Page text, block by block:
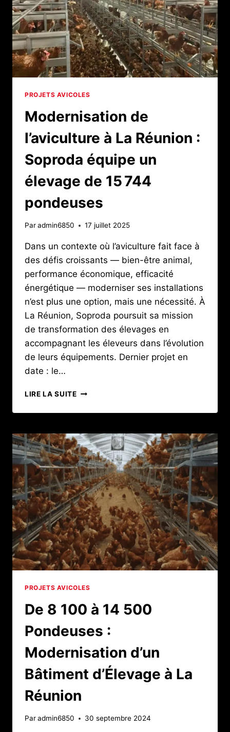
PROJETS AVICOLES
Modernisation de
l’aviculture à La Réunion :
Soproda équipe un
élevage de 15 744
pondeuses
Paradmin6850 17 juillet 2025
Dans un contexte où l’aviculture fait face à
des défis croissants — bien-être animal,
performance économique, efficacité
énergétique — moderniser ses installations
n’est plus une option, mais une nécessité. À
La Réunion, Soproda poursuit sa mission
de transformation des élevages en
accompagnant les éleveurs dans l’évolution
de leurs équipements. Dernier projet en
date : le…
LIRE LA SUITEMODERNISATION
L’AVICULTURE
LA
RÉUNION
:
SOPRODA
ÉQUIPE
UN
ÉLEVAGE
DE
15 744
PONDEUSES
PROJETS AVICOLES
De 8 100 à 14 500
Pondeuses :
Modernisation d’un
Bâtiment d’Élevage à La
Réunion
Paradmin6850 30 septembre 2024